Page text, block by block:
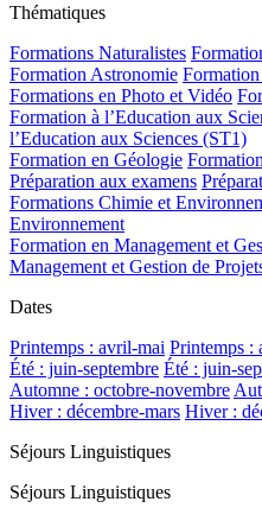
Thématiques
Formations Naturalistes
Formation Astronomie
Formations en Photo et Vidéo
Formation à l’Education aux
l’Education aux Sciences (ST1)
Formation en Géologie
Préparation aux examens
Formations Chimie et
Environnement
Formation en Management et
Management et Gestion de
Dates
Printemps : avril-mai Printemps :
Été : juin-septembre Été : juin-
Automne : octobre-novembre
Hiver : décembre-mars Hiver :
Séjours Linguistiques
Séjours Linguistiques